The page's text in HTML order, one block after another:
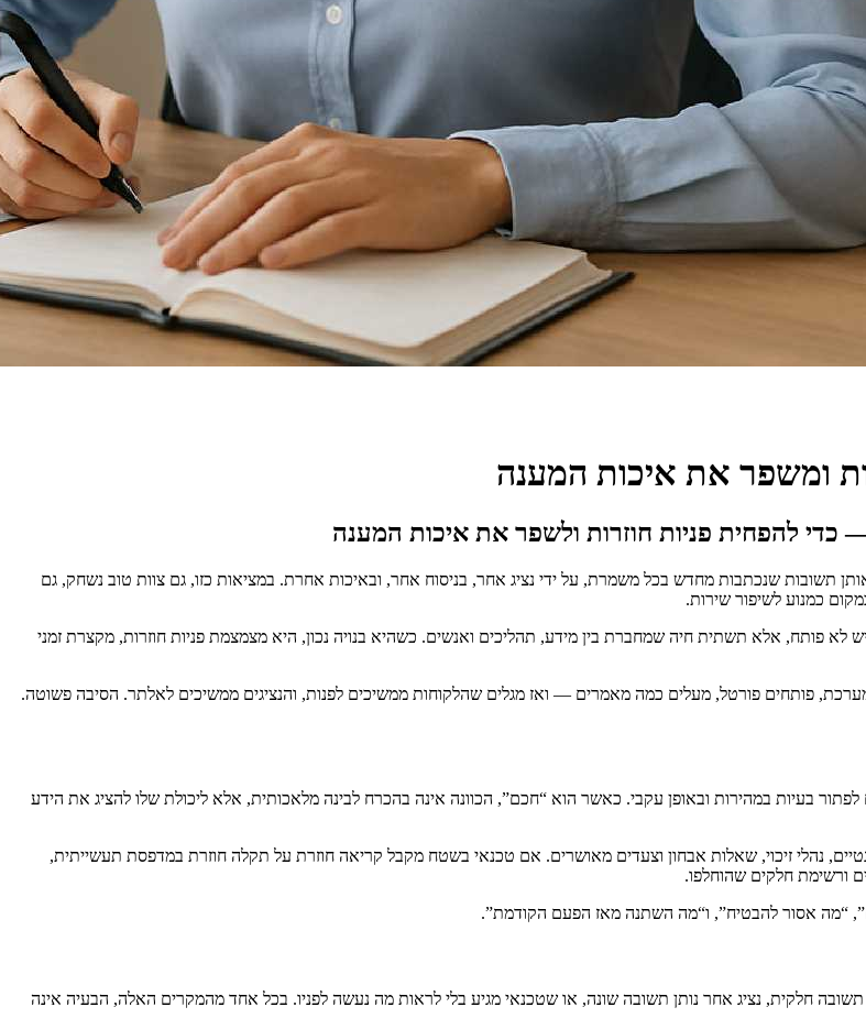
ומשפר את איכות המענה
כדי להפחית פניות חוזרות ולשפר את איכות המענה
תשובות שנכתבות מחדש בכל משמרת, על ידי נציג אחר, בניסוח אחר, ובאיכות אחרת. במציאות כזו, גם צוות טוב נשחק, גם
כמנוע לשיפור שירות.
פותח, אלא תשתית חיה שמחברת בין מידע, תהליכים ואנשים. כשהיא בנויה נכון, היא מצמצמת פניות חוזרות, מקצרת זמני
פותחים פורטל, מעלים כמה מאמרים — ואז מגלים שהלקוחות ממשיכים לפנות, והנציגים ממשיכים לאלתר. הסיבה פשוטה.
לפתור בעיות במהירות ובאופן עקבי. כאשר הוא “חכם”, הכוונה אינה בהכרח לבינה מלאכותית, אלא ליכולת שלו להציג את הידע
נהלי זיכוי, שאלות אבחון וצעדים מאושרים. אם טכנאי בשטח מקבל קריאה חוזרת על תקלה חוזרת במדפסת תעשייתית,
ורשימת חלקים שהוחלפו.
“מה אסור להבטיח”, ו“מה השתנה מאז הפעם הקודמת”.
חלקית, נציג אחר נותן תשובה שונה, או שטכנאי מגיע בלי לראות מה נעשה לפניו. בכל אחד מהמקרים האלה, הבעיה אינה